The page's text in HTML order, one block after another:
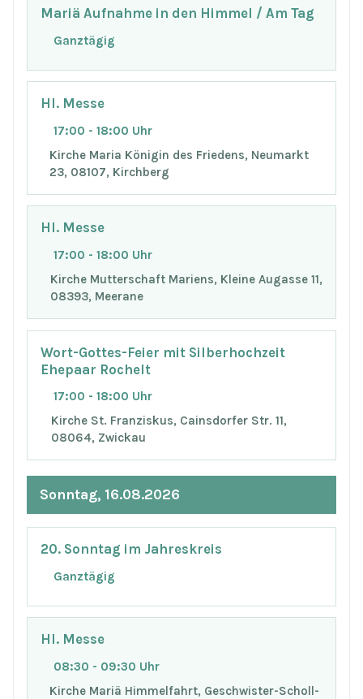
Mariä Aufnahme in den Himmel / Am Tag
Ganztägig
Hl. Messe
17:00 - 18:00 Uhr
Kirche Maria Königin des Friedens, Neumarkt
23, 08107, Kirchberg
Hl. Messe
17:00 - 18:00 Uhr
Kirche Mutterschaft Mariens, Kleine Augasse 11,
08393, Meerane
Wort-Gottes-Feier mit Silberhochzeit
Ehepaar Rochelt
17:00 - 18:00 Uhr
Kirche St. Franziskus, Cainsdorfer Str. 11,
08064, Zwickau
Sonntag, 16.08.2026
20. Sonntag im Jahreskreis
Ganztägig
Hl. Messe
08:30 - 09:30 Uhr
Kirche Mariä Himmelfahrt, Geschwister-Scholl-